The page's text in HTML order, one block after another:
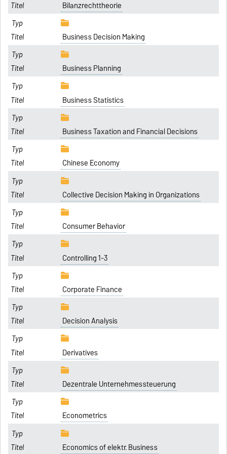
Bilanzrechttheorie
Business Decision Making
Business Planning
Business Statistics
Business Taxation and Financial Decisions
Chinese Economy
Collective Decision Making in Organizations
Consumer Behavior
Controlling 1-3
Corporate Finance
Decision Analysis
Derivatives
Dezentrale Unternehmessteuerung
Econometrics
Economics of elektr. Business